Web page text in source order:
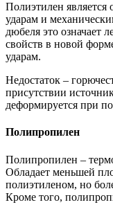
Полиэтилен является
ударам и
дюбеля это означает
свойств в новой
ударам.
Недостаток –
присутствии
деформируется при
Полипропилен
Полипропилен –
Обладает меньшей
полиэтиленом, но
Кроме того,